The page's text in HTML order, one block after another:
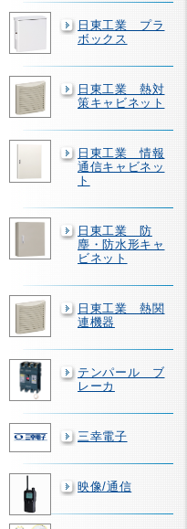
日東工業 プラ
ボックス
日東工業 熱対
策キャビネット
日東工業 情報
通信キャビネッ
ト
日東工業 防
塵・防水形キャ
ビネット
日東工業 熱関
連機器
テンパール ブ
レーカ
三幸電子
映像/通信